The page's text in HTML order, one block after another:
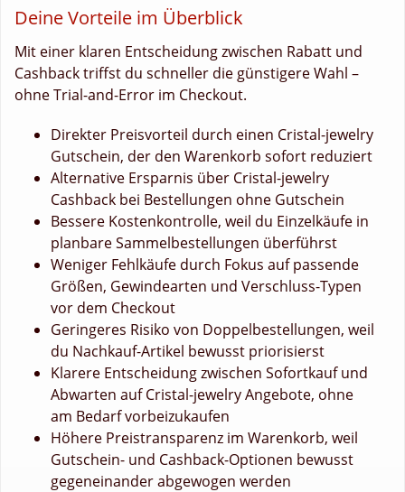
Deine Vorteile im Überblick
Mit einer klaren Entscheidung zwischen Rabatt und
Cashback triffst du schneller die günstigere Wahl –
ohne Trial-and-Error im Checkout.
Direkter Preisvorteil durch einen Cristal-jewelry
Gutschein, der den Warenkorb sofort reduziert
Alternative Ersparnis über Cristal-jewelry
Cashback bei Bestellungen ohne Gutschein
Bessere Kostenkontrolle, weil du Einzelkäufe in
planbare Sammelbestellungen überführst
Weniger Fehlkäufe durch Fokus auf passende
Größen, Gewindearten und Verschluss-Typen
vor dem Checkout
Geringeres Risiko von Doppelbestellungen, weil
du Nachkauf-Artikel bewusst priorisierst
Klarere Entscheidung zwischen Sofortkauf und
Abwarten auf Cristal-jewelry Angebote, ohne
am Bedarf vorbeizukaufen
Höhere Preistransparenz im Warenkorb, weil
Gutschein- und Cashback-Optionen bewusst
gegeneinander abgewogen werden